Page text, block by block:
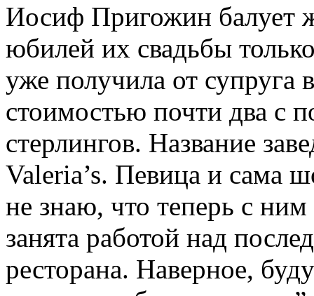
Иосиф Пригожин балует
юбилей их свадьбы
уже получила от супруга
стоимостью почти два с
стерлингов. Название
Valeria’s. Певица и сама
не знаю, что теперь с
занята работой над
ресторана. Наверное,